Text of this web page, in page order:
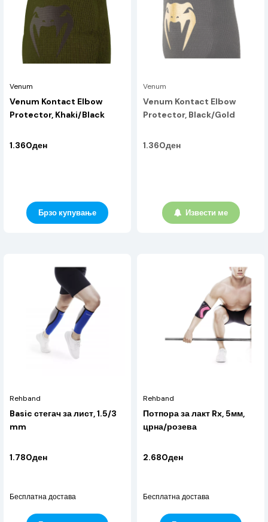
Venum
Venum Kontact Elbow
Protector, Khaki/Black
1.360ден
Брзо купување
Venum
Venum Kontact Elbow
Protector, Black/Gold
1.360ден
Извести ме
Rehband
Basic стегач за лист, 1.5/3
mm
1.780ден
Бесплатна достава
Rehband
Потпора за лакт Rx, 5мм,
црна/розева
2.680ден
Бесплатна достава